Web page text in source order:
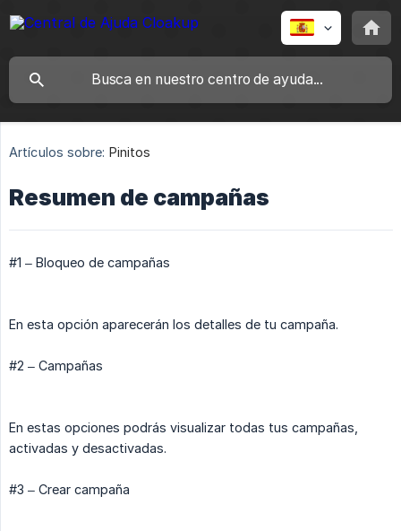
Artículos sobre: Pinitos
Resumen de campañas
#1 – Bloqueo de campañas
En esta opción aparecerán los detalles de tu campaña.
#2 – Campañas
En estas opciones podrás visualizar todas tus campañas,
activadas y desactivadas.
#3 – Crear campaña